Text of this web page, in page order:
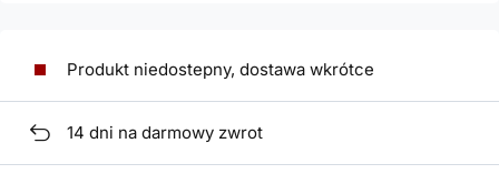
Produkt niedostepny, dostawa wkrótce
14 dni na darmowy zwrot